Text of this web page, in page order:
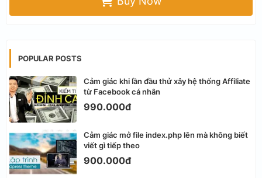
POPULAR POSTS
Cảm giác khi lần đầu thử xây hệ thống Affiliate
từ Facebook cá nhân
990.000đ
Cảm giác mở file index.php lên mà không biết
viết gì tiếp theo
900.000đ